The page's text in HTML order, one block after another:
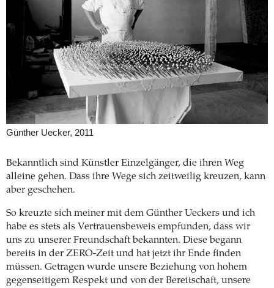
Günther Uecker, 2011
Bekanntlich sind Künstler Einzelgänger, die ihren Weg
alleine gehen. Dass ihre Wege sich zeitweilig kreuzen, kann
aber geschehen.
So kreuzte sich meiner mit dem Günther Ueckers und ich
habe es stets als Vertrauensbeweis empfunden, dass wir
uns zu unserer Freundschaft bekannten. Diese begann
bereits in der ZERO-Zeit und hat jetzt ihr Ende finden
müssen. Getragen wurde unsere Beziehung von hohem
gegenseitigem Respekt und von der Bereitschaft, unsere